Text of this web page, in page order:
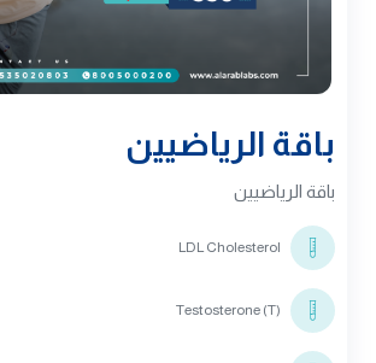
باقة الرياضيين
باقة الرياضيين
LDL Cholesterol
Testosterone (T)